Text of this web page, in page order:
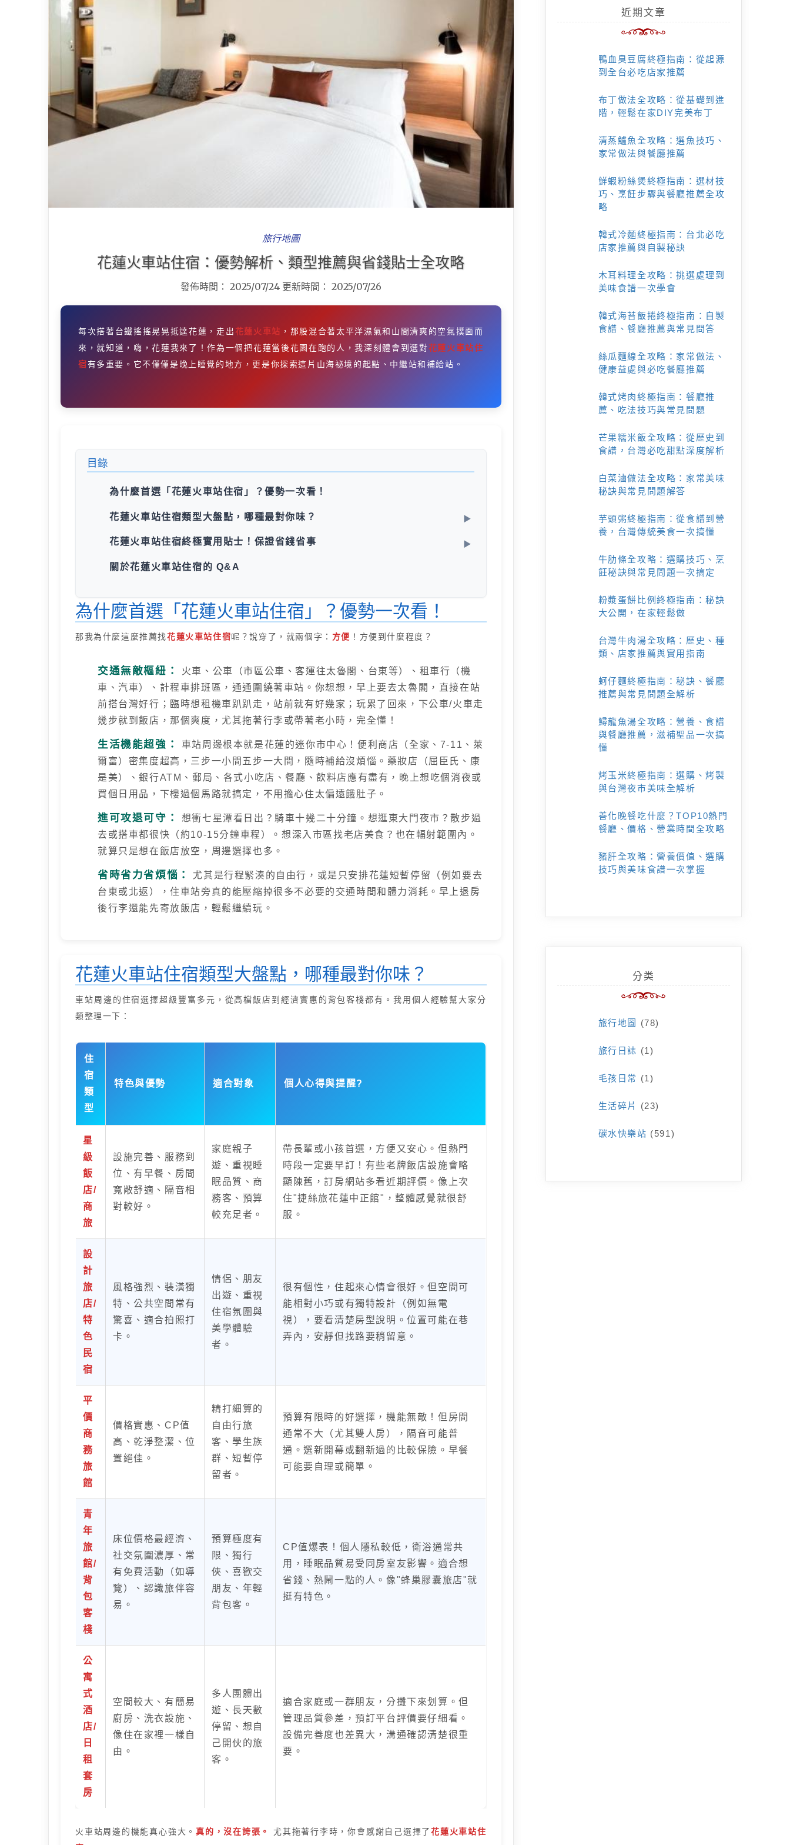
旅行地圖
花蓮火車站住宿：優勢解析、類型推薦與省錢貼士全攻略
發佈時間： 2025/07/24更新時間： 2025/07/26
每次搭著台鐵搖搖晃晃抵達花蓮，走出 花蓮火車站 ，那股混合著太平洋濕氣和山間清爽的空氣撲面而
來，就知道，嗨，花蓮我來了！作為一個把花蓮當後花園在跑的人，我深刻體會到選對花蓮火車站住
宿有多重要。它不僅僅是晚上睡覺的地方，更是你探索這片山海祕境的起點、中繼站和補給站。
目錄
為什麼首選「花蓮火車站住宿」？優勢一次看！
花蓮火車站住宿類型大盤點，哪種最對你味？
花蓮火車站住宿終極實用貼士！保證省錢省事
關於花蓮火車站住宿的 Q&A
為什麼首選「花蓮火車站住宿」？優勢一次看！
那我為什麼這麼推薦找花蓮火車站住宿呢？說穿了，就兩個字： 方便 ！方便到什麼程度？
交通無敵樞紐：
火車、公車（市區公車、客運往太魯閣、台東等）、租車行（機
車、汽車）、計程車排班區，通通圍繞著車站。你想想，早上要去太魯閣，直接在站
前搭台灣好行；臨時想租機車趴趴走，站前就有好幾家；玩累了回來，下公車/火車走
幾步就到飯店，那個爽度，尤其拖著行李或帶著老小時，完全懂！
生活機能超強：
車站周邊根本就是花蓮的迷你市中心！便利商店（全家、7-11、萊
爾富）密集度超高，三步一小間五步一大間，隨時補給沒煩惱。藥妝店（屈臣氏、康
是美）、銀行ATM、郵局、各式小吃店、餐廳、飲料店應有盡有，晚上想吃個消夜或
買個日用品，下樓過個馬路就搞定，不用擔心住太偏遠餓肚子。
進可攻退可守：
想衝七星潭看日出？騎車十幾二十分鐘。想逛東大門夜市？散步過
去或搭車都很快（約10-15分鐘車程）。想深入市區找老店美食？也在輻射範圍內。
就算只是想在飯店放空，周邊選擇也多。
省時省力省煩惱：
尤其是行程緊湊的自由行，或是只安排花蓮短暫停留（例如要去
台東或北返），住車站旁真的能壓縮掉很多不必要的交通時間和體力消耗。早上退房
後行李還能先寄放飯店，輕鬆繼續玩。
花蓮火車站住宿類型大盤點，哪種最對你味？
車站周邊的住宿選擇超級豐富多元，從高檔飯店到經濟實惠的背包客棧都有。我用個人經驗幫大家分
類整理一下：
住
宿
類
型
特色與優勢 適合對象 個人心得與提醒?️
星
級
飯
店/
商
旅
設施完善、服務到
位、有早餐、房間
寬敞舒適、隔音相
對較好。
家庭親子
遊、重視睡
眠品質、商
務客、預算
較充足者。
帶長輩或小孩首選，方便又安心。但熱門
時段一定要早訂！有些老牌飯店設施會略
顯陳舊，訂房網站多看近期評價。像上次
住"捷絲旅花蓮中正館"，整體感覺就很舒
服。
設
計
旅
店/
特
色
民
宿
風格強烈、裝潢獨
特、公共空間常有
驚喜、適合拍照打
卡。
情侶、朋友
出遊、重視
住宿氛圍與
美學體驗
者。
很有個性，住起來心情會很好。但空間可
能相對小巧或有獨特設計（例如無電
視），要看清楚房型說明。位置可能在巷
弄內，安靜但找路要稍留意。
平
價
商
務
旅
館
價格實惠、CP值
高、乾淨整潔、位
置絕佳。
精打細算的
自由行旅
客、學生族
群、短暫停
留者。
預算有限時的好選擇，機能無敵！但房間
通常不大（尤其雙人房），隔音可能普
通。選新開幕或翻新過的比較保險。早餐
可能要自理或簡單。
青
年
旅
館/
背
包
客
棧
床位價格最經濟、
社交氛圍濃厚、常
有免費活動（如導
覽）、認識旅伴容
易。
預算極度有
限、獨行
俠、喜歡交
朋友、年輕
背包客。
CP值爆表！個人隱私較低，衛浴通常共
用，睡眠品質易受同房室友影響。適合想
省錢、熱鬧一點的人。像"蜂巢膠囊旅店"就
挺有特色。
公
寓
式
酒
店/
日
租
套
房
空間較大、有簡易
廚房、洗衣設施、
像住在家裡一樣自
由。
多人團體出
遊、長天數
停留、想自
己開伙的旅
客。
適合家庭或一群朋友，分攤下來划算。但
管理品質參差，預訂平台評價要仔細看。
設備完善度也差異大，溝通確認清楚很重
要。
火車站周邊的機能真心強大。真的，沒在誇張。 尤其拖著行李時，你會感謝自己選擇了花蓮火車站住
近期文章
鴨血臭豆腐終極指南：從起源
到全台必吃店家推薦
布丁做法全攻略：從基礎到進
階，輕鬆在家DIY完美布丁
清蒸鱸魚全攻略：選魚技巧、
家常做法與餐廳推薦
鮮蝦粉絲煲終極指南：選材技
巧、烹飪步驟與餐廳推薦全攻
略
韓式冷麵終極指南：台北必吃
店家推薦與自製秘訣
木耳料理全攻略：挑選處理到
美味食譜一次學會
韓式海苔飯捲終極指南：自製
食譜、餐廳推薦與常見問答
絲瓜麵線全攻略：家常做法、
健康益處與必吃餐廳推薦
韓式烤肉終極指南：餐廳推
薦、吃法技巧與常見問題
芒果糯米飯全攻略：從歷史到
食譜，台灣必吃甜點深度解析
白菜滷做法全攻略：家常美味
秘訣與常見問題解答
芋頭粥終極指南：從食譜到營
養，台灣傳統美食一次搞懂
牛肋條全攻略：選購技巧、烹
飪秘訣與常見問題一次搞定
粉漿蛋餅比例終極指南：秘訣
大公開，在家輕鬆做
台灣牛肉湯全攻略：歷史、種
類、店家推薦與實用指南
蚵仔麵終極指南：秘訣、餐廳
推薦與常見問題全解析
鱘龍魚湯全攻略：營養、食譜
與餐廳推薦，滋補聖品一次搞
懂
烤玉米終極指南：選購、烤製
與台灣夜市美味全解析
善化晚餐吃什麼？TOP10熱門
餐廳、價格、營業時間全攻略
豬肝全攻略：營養價值、選購
技巧與美味食譜一次掌握
分类
旅行地圖 (78)
旅行日誌 (1)
毛孩日常 (1)
生活碎片 (23)
碳水快樂站 (591)